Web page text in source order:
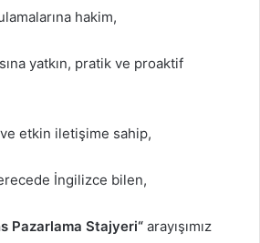
hakim,
yatkın, pratik ve proaktif
etkin iletişime sahip,
İngilizce bilen,
Pazarlama Stajyeri“ arayışımız